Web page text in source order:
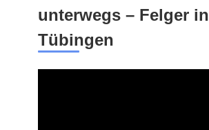
unterwegs – Felger in
Tübingen